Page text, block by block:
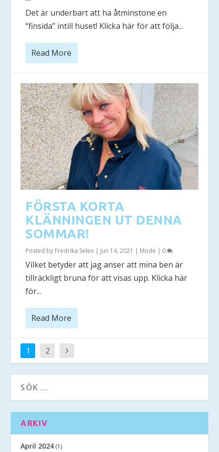
Det är underbart att ha åtminstone en
“finsida” intill huset! Klicka här för att följa...
Read More
FÖRSTA KORTA
KLÄNNINGEN UT DENNA
SOMMAR!
Posted by Fredrika Selen | Jun 14, 2021 | Mode | 0
Vilket betyder att jag anser att mina ben är
tillräckligt bruna för att visas upp. Klicka här
för...
Read More
1 2
ARKIV
April 2024 (1)